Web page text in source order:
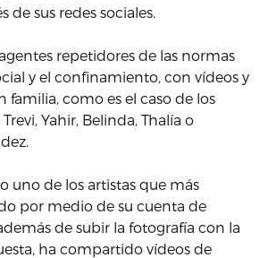
de sus redes sociales.
repetidores de las normas
y el confinamiento, con vídeos y
familia, como es el caso de los
Yahir, Belinda, Thalía o
uno de los artistas que más
por medio de su cuenta de
de subir la fotografía con la
ha compartido vídeos de